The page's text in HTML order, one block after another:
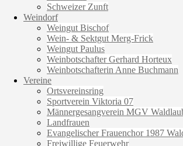
Schweizer Zunft
Weindorf
Weingut Bischof
Wein- & Sektgut Merg-Frick
Weingut Paulus
Weinbotschafter Gerhard Horteux
Weinbotschafterin Anne Buchmann
Vereine
Ortsvereinsring
Sportverein Viktoria 07
Männergesangverein MGV
Landfrauen
Evangelischer Frauenchor 1987
Freiwillige Feuerwehr